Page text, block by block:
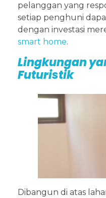
pelanggan yang
setiap penghuni
dengan investasi
smart home.
Lingkungan
Futuristik
Dibangun di atas